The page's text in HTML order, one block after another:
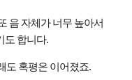
음 자체가 너무 높아서
도 합니다.
도 혹평은 이어졌죠.